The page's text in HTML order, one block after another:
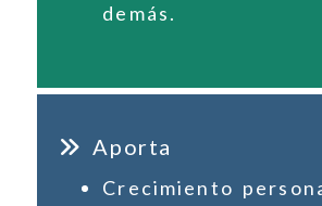
demás.
Aporta
Crecimiento